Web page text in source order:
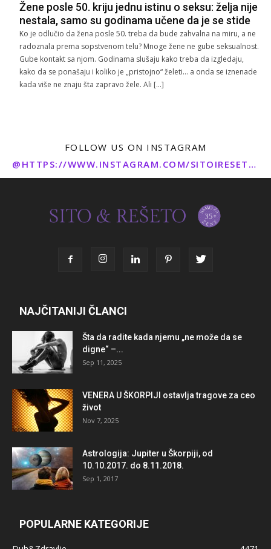
Žene posle 50. kriju jednu istinu o seksu: želja nije
nestala, samo su godinama učene da je se stide
Ko je odlučio da žena posle 50. treba da bude zahvalna na miru, a ne
radoznala prema sopstvenom telu? Mnoge žene ne gube seksualnost.
Gube kontakt sa njom. Godinama slušaju kako treba da izgledaju,
kako da se ponašaju i koliko je „pristojno“ želeti… a onda se iznenade
kada više ne znaju šta zapravo žele. Ali […]
FOLLOW US ON INSTAGRAM
@HTTPS://WWW.INSTAGRAM.COM/SITOIRESETO/
NAJČITANIJI ČLANCI
Šta da radite kada njemu „ne može da se
digne“ –...
Sep 11, 2025
VENERA U ŠKORPIJI ostavlja tragove za ceo
život
Nov 7, 2025
Astrologija: Jupiter u Škorpiji, od
10.10.2017. do 8.11.2018.
Sep 1, 2017
POPULARNE KATEGORIJE